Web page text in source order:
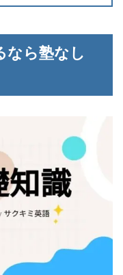
なら塾なし